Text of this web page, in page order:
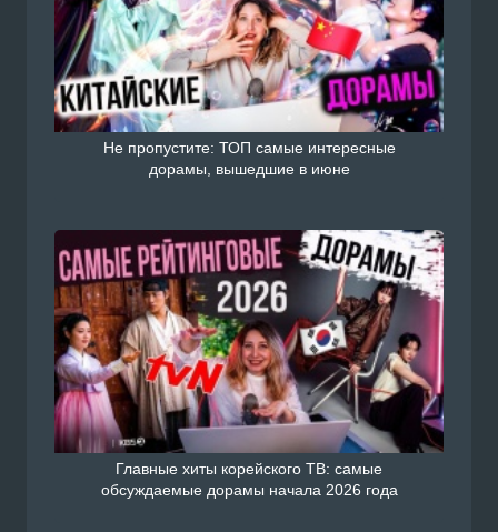
Не пропустите: ТОП самые интересные
дорамы, вышедшие в июне
Главные хиты корейского ТВ: самые
обсуждаемые дорамы начала 2026 года